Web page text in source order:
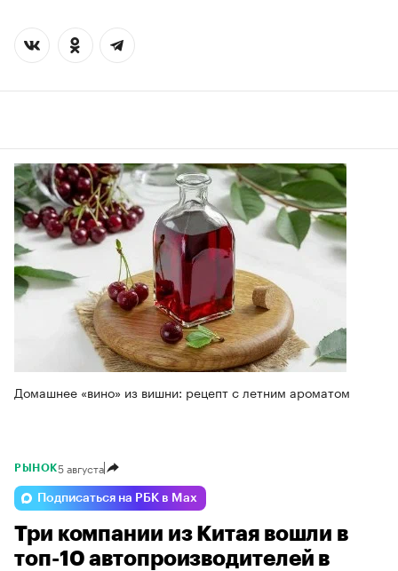
Домашнее «вино» из вишни: рецепт с летним ароматом
РЫНОК5 августа
Подписаться на РБК в Max
Три компании из Китая вошли в
топ-10 автопроизводителей в